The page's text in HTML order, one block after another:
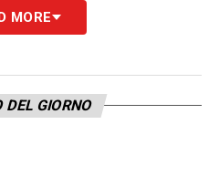
diVelazquez
una comoda salvezza
MORE
DEL GIORNO